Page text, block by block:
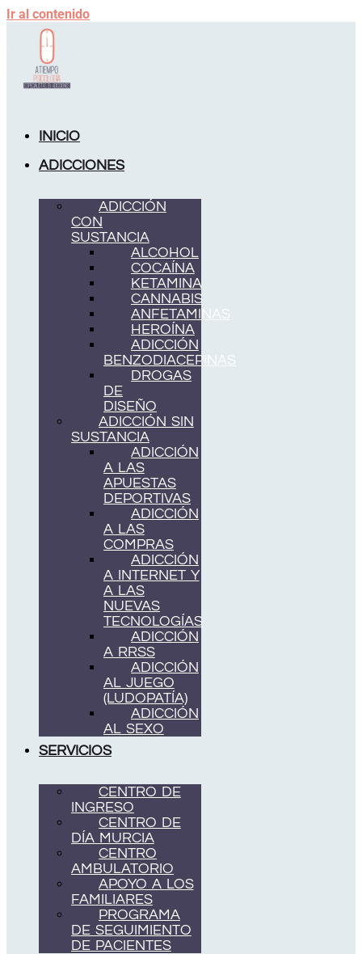
Ir al contenido
INICIO
ADICCIONES
ADICCIÓN
CON
SUSTANCIA
ALCOHOL
COCAÍNA
KETAMINA
CANNABIS
ANFETAMINAS
HEROÍNA
ADICCIÓN
BENZODIACEPINAS
DROGAS
DE
DISEÑO
ADICCIÓN SIN
SUSTANCIA
ADICCIÓN
A LAS
APUESTAS
DEPORTIVAS
ADICCIÓN
A LAS
COMPRAS
ADICCIÓN
A INTERNET Y
A LAS
NUEVAS
TECNOLOGÍAS
ADICCIÓN
A RRSS
ADICCIÓN
AL JUEGO
(LUDOPATÍA)
ADICCIÓN
AL SEXO
SERVICIOS
CENTRO DE
INGRESO
CENTRO DE
DÍA MURCIA
CENTRO
AMBULATORIO
APOYO A LOS
FAMILIARES
PROGRAMA
DE SEGUIMIENTO
DE PACIENTES